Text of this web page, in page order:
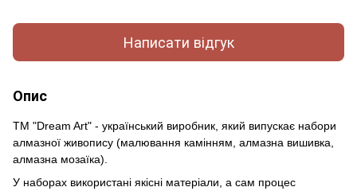
Написати відгук
Опис
ТМ "Dream Art" - український виробник, який випускає набори
алмазної живопису (малювання камінням, алмазна вишивка,
алмазна мозаїка).
У наборах використані якісні матеріали, а сам процес